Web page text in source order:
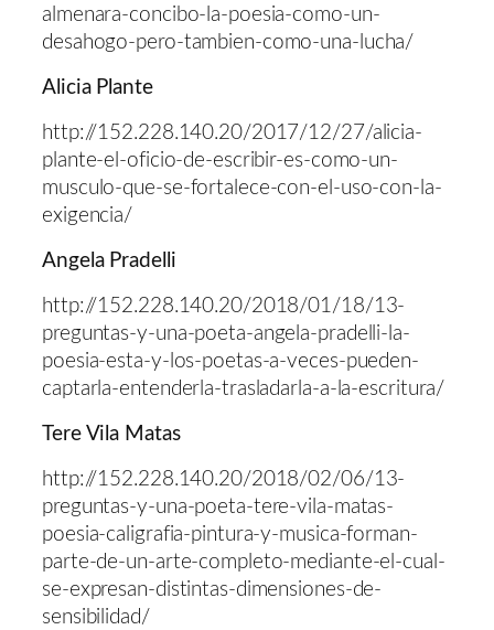
almenara-concibo-la-poesia-como-un-
desahogo-pero-tambien-como-una-lucha/
Alicia Plante
http://152.228.140.20/2017/12/27/alicia-
plante-el-oficio-de-escribir-es-como-un-
musculo-que-se-fortalece-con-el-uso-con-la-
exigencia/
Angela Pradelli
http://152.228.140.20/2018/01/18/13-
preguntas-y-una-poeta-angela-pradelli-la-
poesia-esta-y-los-poetas-a-veces-pueden-
captarla-entenderla-trasladarla-a-la-escritura/
Tere Vila Matas
http://152.228.140.20/2018/02/06/13-
preguntas-y-una-poeta-tere-vila-matas-
poesia-caligrafia-pintura-y-musica-forman-
parte-de-un-arte-completo-mediante-el-cual-
se-expresan-distintas-dimensiones-de-
sensibilidad/